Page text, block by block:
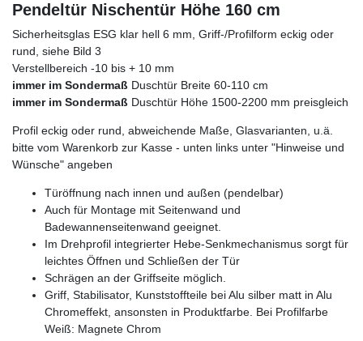
Pendeltür Nischentür Höhe 160 cm
Sicherheitsglas ESG klar hell 6 mm, Griff-/Profilform eckig oder
rund, siehe Bild 3
Verstellbereich -10 bis + 10 mm
immer im Sondermaß Duschtür Breite 60-110 cm
immer im Sondermaß Duschtür Höhe 1500-2200 mm preisgleich
Profil eckig oder rund, abweichende Maße, Glasvarianten, u.ä.
bitte vom Warenkorb zur Kasse - unten links unter "Hinweise und
Wünsche" angeben
Türöffnung nach innen und außen (pendelbar)
Auch für Montage mit Seitenwand und
Badewannenseitenwand geeignet.
Im Drehprofil integrierter Hebe-Senkmechanismus sorgt für
leichtes Öffnen und Schließen der Tür
Schrägen an der Griffseite möglich.
Griff, Stabilisator, Kunststoffteile bei Alu silber matt in Alu
Chromeffekt, ansonsten in Produktfarbe. Bei Profilfarbe
Weiß: Magnete Chrom